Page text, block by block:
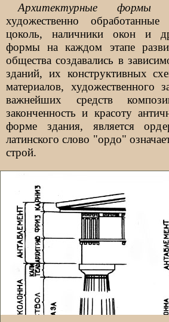
Архитектурные формы
художественно
цоколь, наличники окон и
формы на каждом этапе
общества создавались в
зданий, их конструктивных
материалов, художественного
важнейших средств
законченность и красоту
форме здания, является
латинского слово "ордо"
строй.